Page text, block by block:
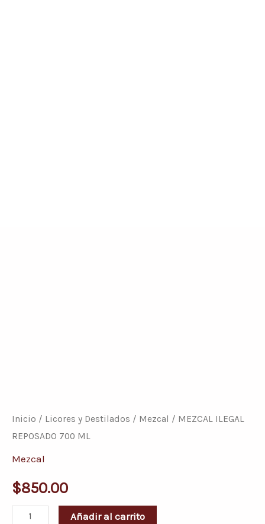
Inicio / Licores y Destilados / Mezcal / MEZCAL ILEGAL
REPOSADO 700 ML
Mezcal
$850.00
REPOSADO
700
ML
Añadir al carrito